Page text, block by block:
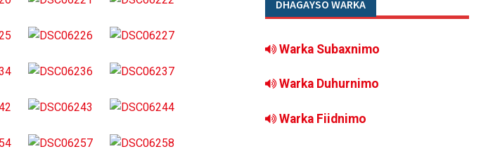
DHAGAYSO WARKA
Warka Subaxnimo
Warka Duhurnimo
Warka Fiidnimo